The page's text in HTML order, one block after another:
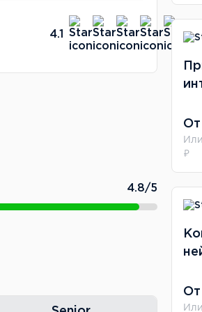
картинку для
и цвета не
это нормально.
в общем чате —
почему этот
для жилых
4.1
4.8/5
₽